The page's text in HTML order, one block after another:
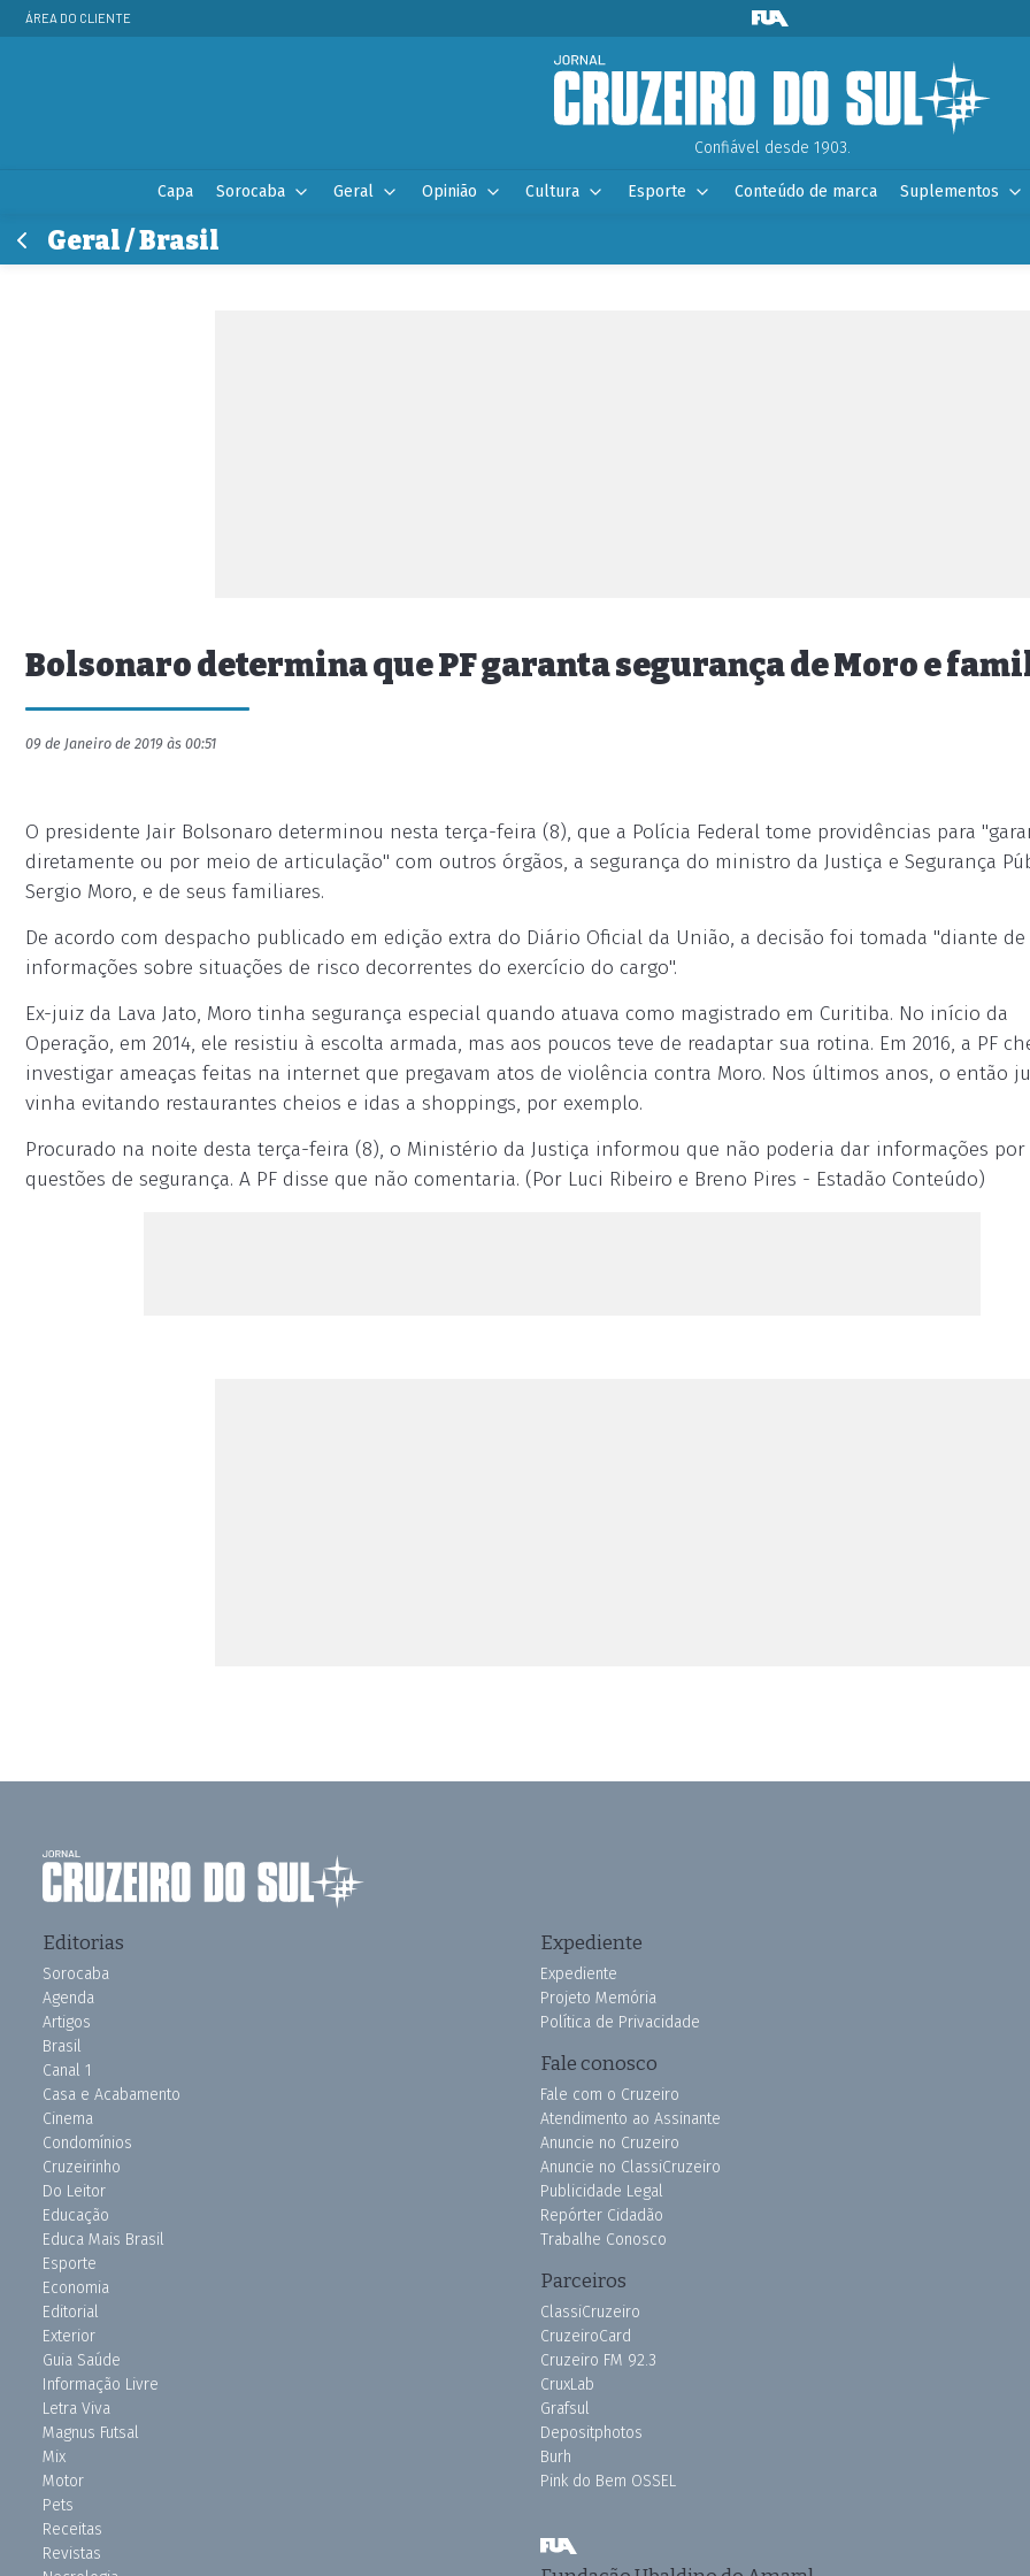
ÁREA DO CLIENTE
Confiável desde 1903.
Capa Sorocaba Geral Opinião Cultura Esporte Conteúdo de marca Suplementos
Geral / Brasil
Bolsonaro determina que PF garanta segurança de Moro e
09 de Janeiro de 2019 às 00:51
O presidente Jair Bolsonaro determinou nesta terça-feira (8), que a Polícia Federal tome providências para
diretamente ou por meio de articulação" com outros órgãos, a segurança do ministro da Justiça e Segurança
Sergio Moro, e de seus familiares.
De acordo com despacho publicado em edição extra do Diário Oficial da União, a decisão foi tomada "diante de
informações sobre situações de risco decorrentes do exercício do cargo".
Ex-juiz da Lava Jato, Moro tinha segurança especial quando atuava como magistrado em Curitiba. No início da
Operação, em 2014, ele resistiu à escolta armada, mas aos poucos teve de readaptar sua rotina. Em 2016, a PF
investigar ameaças feitas na internet que pregavam atos de violência contra Moro. Nos últimos anos, o então
vinha evitando restaurantes cheios e idas a shoppings, por exemplo.
Procurado na noite desta terça-feira (8), o Ministério da Justiça informou que não poderia dar informações por
questões de segurança. A PF disse que não comentaria. (Por Luci Ribeiro e Breno Pires - Estadão Conteúdo)
Editorias
Sorocaba
Agenda
Artigos
Brasil
Canal 1
Casa e Acabamento
Cinema
Condomínios
Cruzeirinho
Do Leitor
Educação
Educa Mais Brasil
Esporte
Economia
Editorial
Exterior
Guia Saúde
Informação Livre
Letra Viva
Magnus Futsal
Mix
Motor
Pets
Receitas
Revistas
Expediente
Expediente
Projeto Memória
Política de Privacidade
Fale conosco
Fale com o Cruzeiro
Atendimento ao Assinante
Anuncie no Cruzeiro
Anuncie no ClassiCruzeiro
Publicidade Legal
Repórter Cidadão
Trabalhe Conosco
Parceiros
ClassiCruzeiro
CruzeiroCard
Cruzeiro FM 92.3
CruxLab
Grafsul
Depositphotos
Burh
Pink do Bem OSSEL